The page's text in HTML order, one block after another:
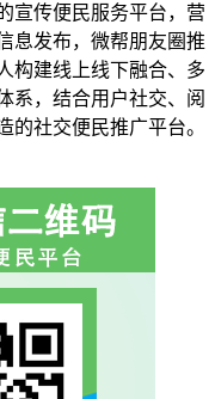
宣传便民服务平台，营
息发布，微帮朋友圈推
构建线上线下融合、多
系，结合用户社交、阅
的社交便民推广平台。